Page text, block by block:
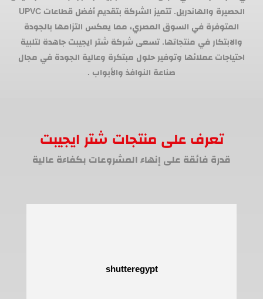
الحصيرة والهاندريل. تتميز الشركة بتقديم أفضل قطاعات UPVC
المتوفرة في السوق المصري، مما يعكس التزامها بالجودة
والابتكار في منتجاتها. تسعى شركة شتر ايجيبت جاهدة لتلبية
احتياجات عملائها وتوفير حلول مبتكرة وعالية الجودة في مجال
صناعة النوافذ والأبواب .
تعرف على منتجات شتر ايجيبت
قدرة فائقة على إنهاء المشروعات بكفاءة عالية